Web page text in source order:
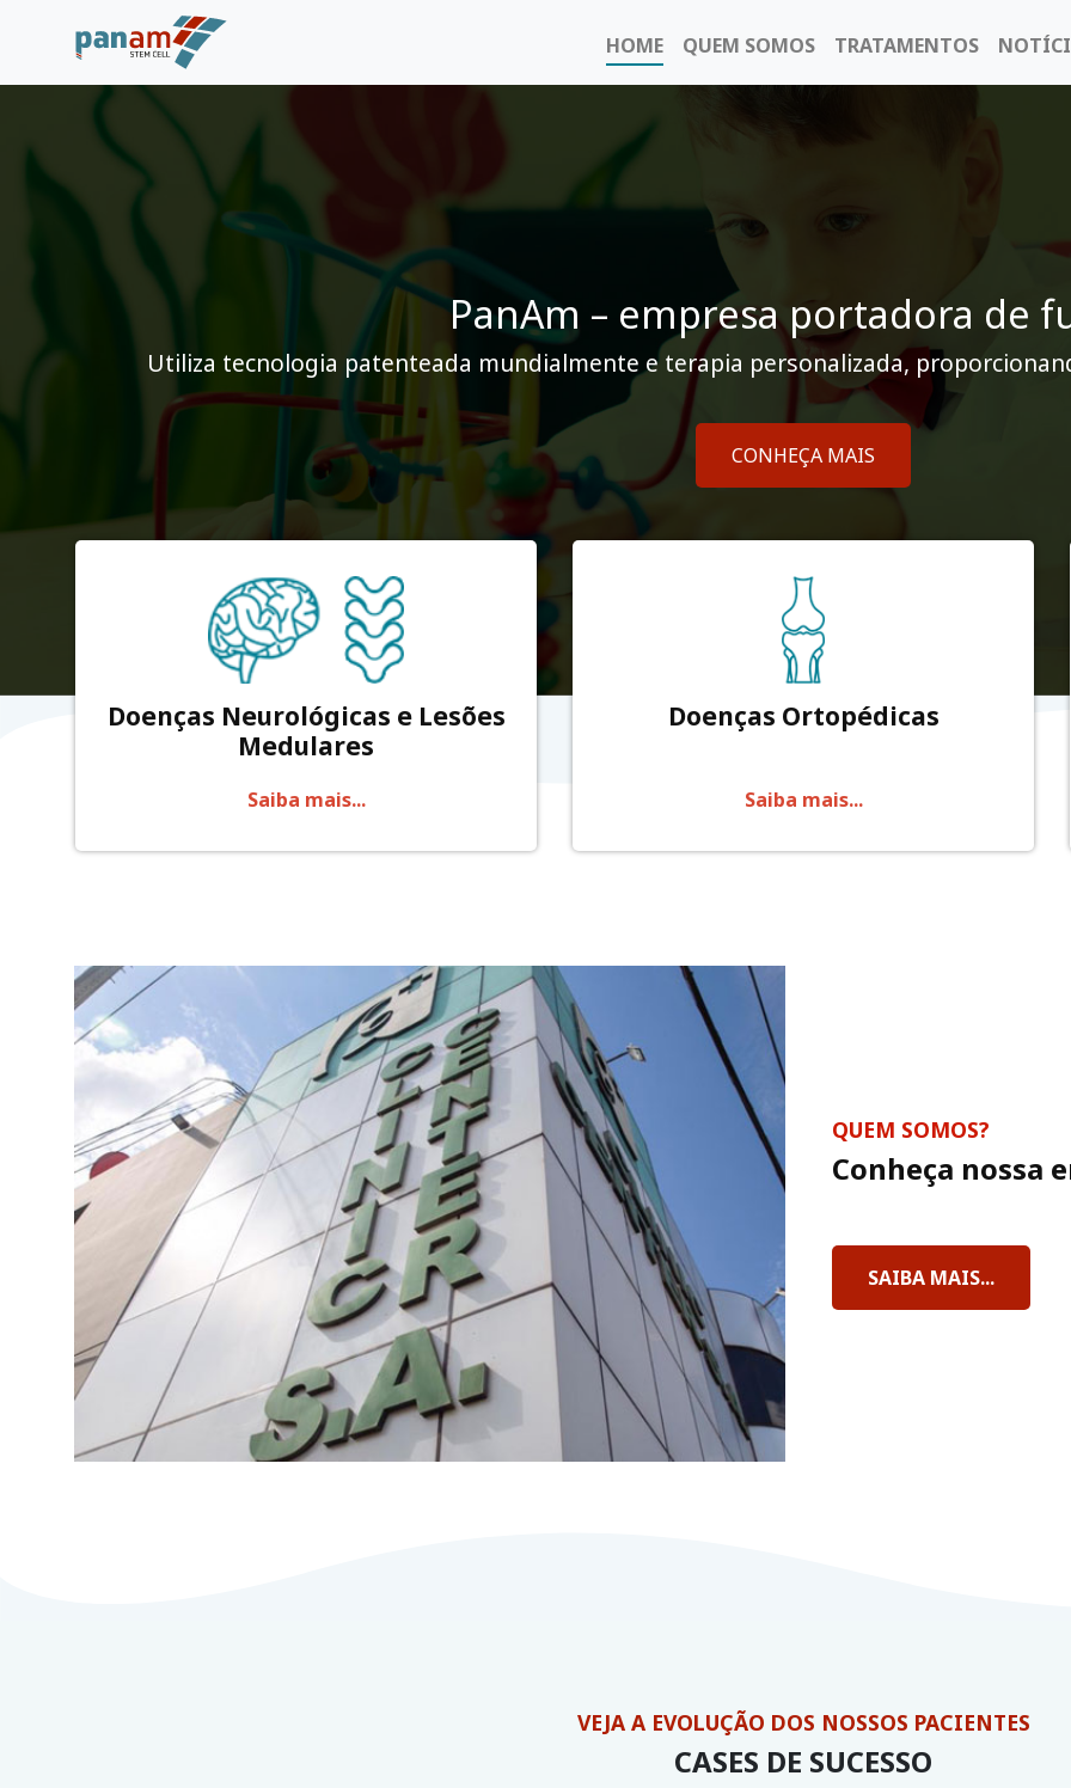
HOME QUEM SOMOS TRATAMENTOS
PanAm – empresa portadora de
Utiliza tecnologia patenteada mundialmente e terapia personalizada,
CONHEÇA MAIS
Doenças Neurológicas e Lesões
Medulares
Saiba mais...
Doenças Ortopédicas
Saiba mais...
QUEM SOMOS?
Conheça nossa
SAIBA MAIS...
VEJA A EVOLUÇÃO DOS NOSSOS PACIENTES
CASES DE SUCESSO